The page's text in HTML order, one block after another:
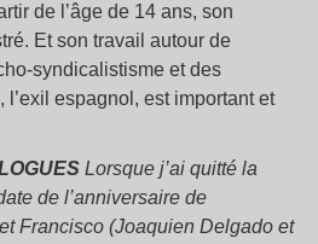
de l’âge de 14 ans, son
Et son travail autour de
syndicalistisme et des
espagnol, est important et
Lorsque j’ai quitté la
de l’anniversaire de
Francisco (Joaquien Delgado et